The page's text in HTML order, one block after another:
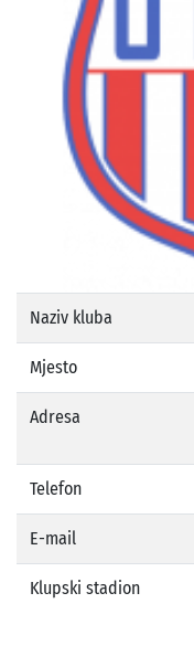
Naziv kluba
Mjesto
Adresa
Telefon
E-mail
Klupski stadion